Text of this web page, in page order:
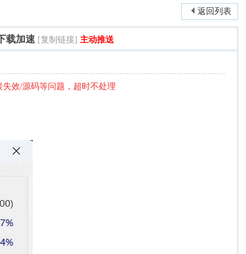
返回列表
载加速 [复制链接] 主动推送
效/源码等问题，超时不处理